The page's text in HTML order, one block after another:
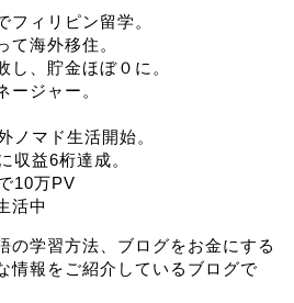
フィリピン留学。
海外移住。
、貯金ほぼ０に。
ジャー。
ノマド生活開始。
収益6桁達成。
10万PV
活中
の学習方法、ブログをお金にする
情報をご紹介しているブログで